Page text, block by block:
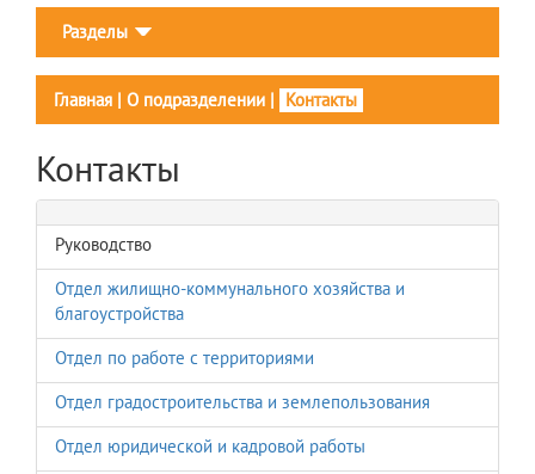
Разделы
Главная | О подразделении | Контакты
Контакты
Руководство
Отдел жилищно-коммунального хозяйства и
благоустройства
Отдел по работе с территориями
Отдел градостроительства и землепользования
Отдел юридической и кадровой работы